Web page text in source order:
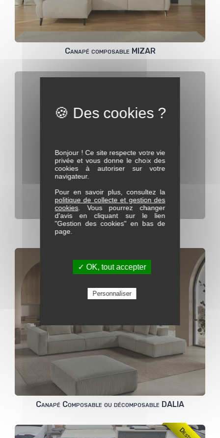
Canapé composable MIZAR
Canapé 2p fixe ou relax PANACHE
Canapé Composable ou décomposable DALIA
Bonjour ! Ce site respecte votre vie
privée et vous donne le choix des
cookies à autoriser sur votre
navigateur.
Pour en savoir plus, consultez la
politique de collecte et gestion des
cookies. Vous pourrez changer
d'avis en cliquant sur le lien
"Gestion des cookies" en bas de
page.
✓ OK, tout accepter
Personnaliser